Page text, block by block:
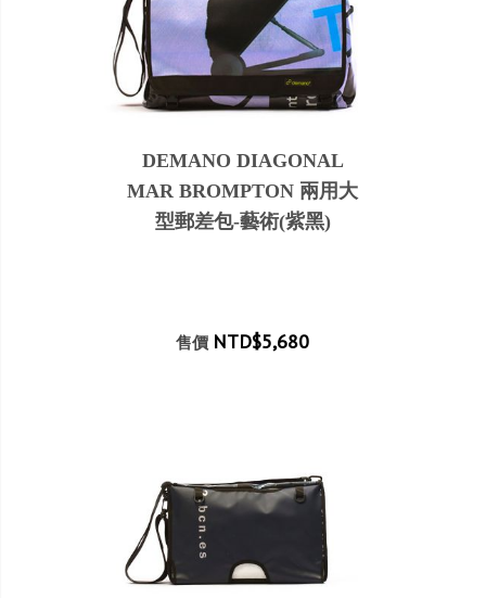
DEMANO DIAGONAL
MAR BROMPTON 兩用大
型郵差包-藝術(紫黑)
售價 NTD$5,680